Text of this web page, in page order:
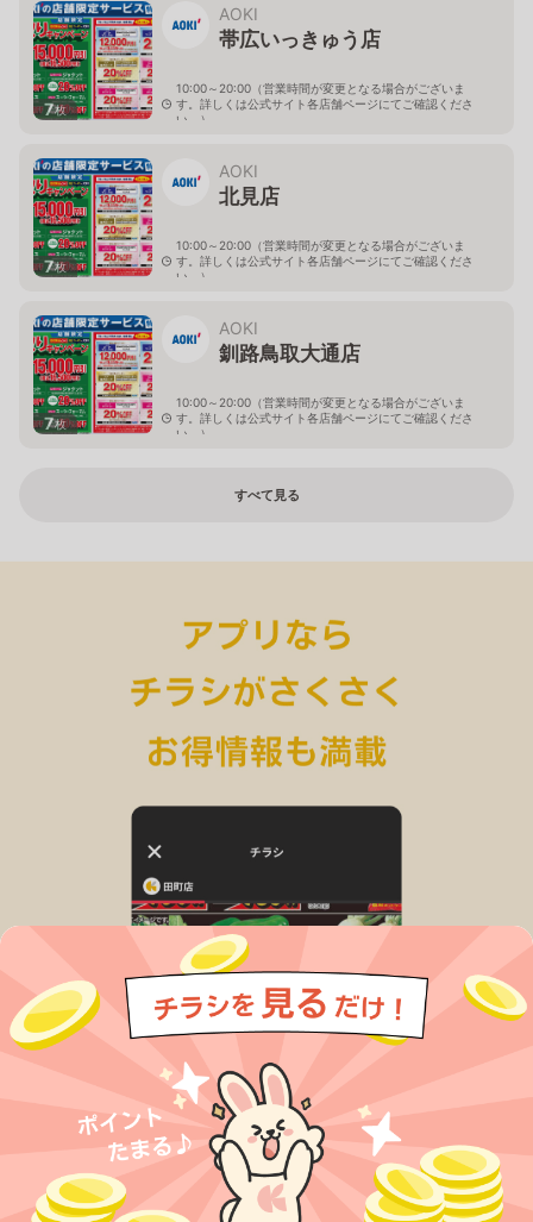
7枚
AOKI
帯広いっきゅう店
10:00～20:00（営業時間が変更となる場合がございま
す。詳しくは公式サイト各店舗ページにてご確認くださ
い。）
7枚
AOKI
北見店
10:00～20:00（営業時間が変更となる場合がございま
す。詳しくは公式サイト各店舗ページにてご確認くださ
い。）
7枚
AOKI
釧路鳥取大通店
10:00～20:00（営業時間が変更となる場合がございま
す。詳しくは公式サイト各店舗ページにてご確認くださ
い。）
すべて見る